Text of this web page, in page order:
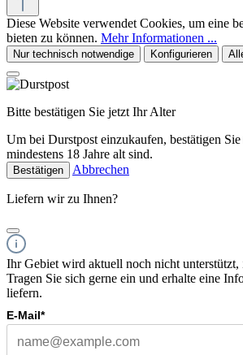
Diese Website verwendet Cookies, um eine
bieten zu können. Mehr Informationen ...
Nur technisch notwendige Konfigurieren
Bitte bestätigen Sie jetzt Ihr Alter
Um bei Durstpost einzukaufen, bestätigen Sie
mindestens 18 Jahre alt sind.
Bestätigen Abbrechen
Liefern wir zu Ihnen?
Ihr Gebiet wird aktuell noch nicht unterstützt,
Tragen Sie sich gerne ein und erhalte eine
liefern.
E-Mail*